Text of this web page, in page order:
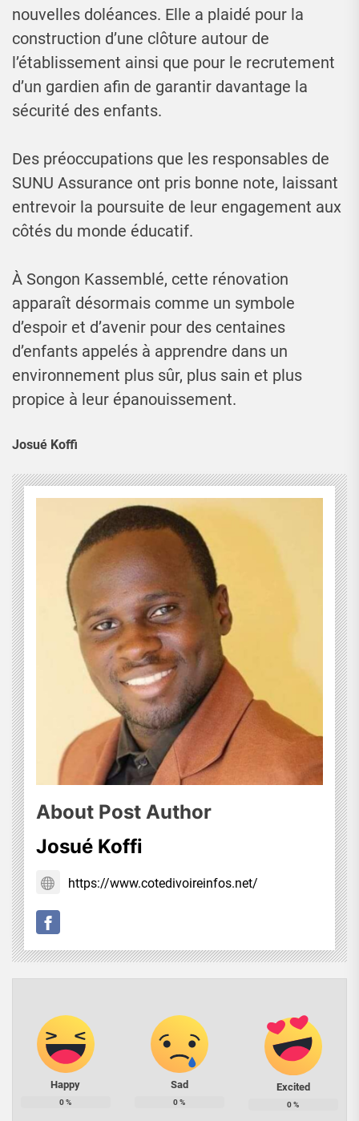
nouvelles doléances. Elle a plaidé pour la
construction d’une clôture autour de
l’établissement ainsi que pour le recrutement
d’un gardien afin de garantir davantage la
sécurité des enfants.
Des préoccupations que les responsables de
SUNU Assurance ont pris bonne note, laissant
entrevoir la poursuite de leur engagement aux
côtés du monde éducatif.
À Songon Kassemblé, cette rénovation
apparaît désormais comme un symbole
d’espoir et d’avenir pour des centaines
d’enfants appelés à apprendre dans un
environnement plus sûr, plus sain et plus
propice à leur épanouissement.
Josué Koffi
About Post Author
Josué Koffi
https://www.cotedivoireinfos.net/
Happy
0%
Sad
0%
Excited
0%